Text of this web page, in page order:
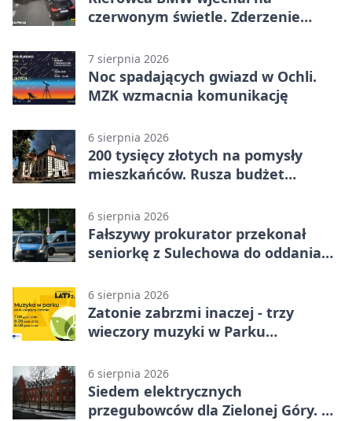
czerwonym świetle. Zderzenie
7 sierpnia 2026
Noc spadających gwiazd w Ochli.
MZK wzmacnia komunikację
6 sierpnia 2026
200 tysięcy złotych na pomysły
mieszkańców. Rusza budżet
6 sierpnia 2026
Fałszywy prokurator przekonał
seniorkę z Sulechowa do oddania
6 sierpnia 2026
Zatonie zabrzmi inaczej - trzy
wieczory muzyki w Parku
6 sierpnia 2026
Siedem elektrycznych
przegubowców dla Zielonej Góry. To